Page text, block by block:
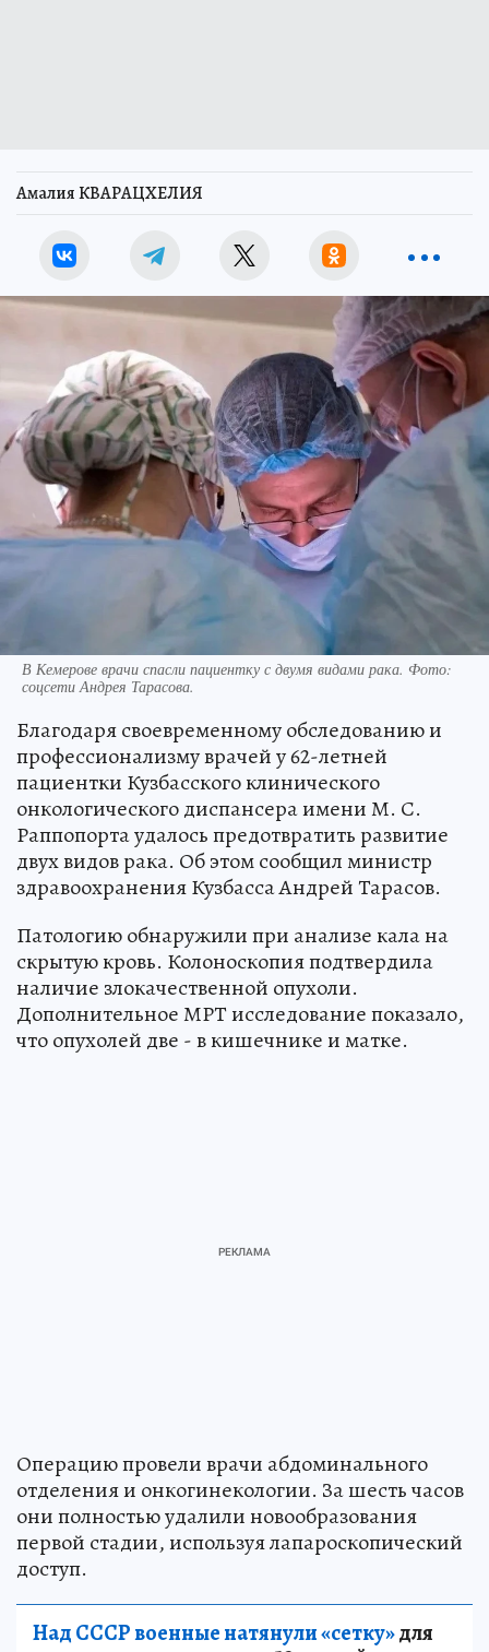
Амалия КВАРАЦХЕЛИЯ
В Кемерове врачи спасли пациентку с двумя видами рака. Фото:
соцсети Андрея Тарасова.
Благодаря своевременному обследованию и
профессионализму врачей у 62-летней
пациентки Кузбасского клинического
онкологического диспансера имени М. С.
Раппопорта удалось предотвратить развитие
двух видов рака. Об этом сообщил министр
здравоохранения Кузбасса Андрей Тарасов.
Патологию обнаружили при анализе кала на
скрытую кровь. Колоноскопия подтвердила
наличие злокачественной опухоли.
Дополнительное МРТ исследование показало,
что опухолей две - в кишечнике и матке.
Операцию провели врачи абдоминального
отделения и онкогинекологии. За шесть часов
они полностью удалили новообразования
первой стадии, используя лапароскопический
доступ.
Над СССР военные натянули «сетку»для